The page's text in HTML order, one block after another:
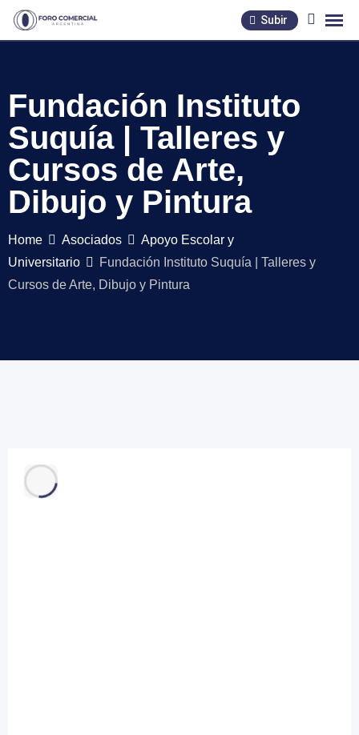
Skip
Subir
Fundación Instituto
Suquía | Talleres y
Cursos de Arte,
Dibujo y Pintura
Home Asociados
Apoyo Escolar y
Universitario
Fundación Instituto Suquía | Talleres y
Cursos de Arte, Dibujo y Pintura